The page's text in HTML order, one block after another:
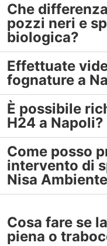
Che
pozzi neri e
biologica?
Effettuate
fognature a
È possibile
H24 a Napoli?
Come posso
intervento di
Nisa
Cosa fare se
piena o